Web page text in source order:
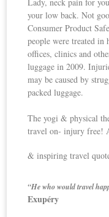
your low back. Not
Consumer Product
people were treated in
offices, clinics and
luggage in 2009.
may be caused by
packed luggage.
The yogi & physical
travel on- injury free!
& inspiring travel
“He who would travel
Exupéry